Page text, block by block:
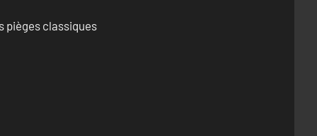
pièges classiques